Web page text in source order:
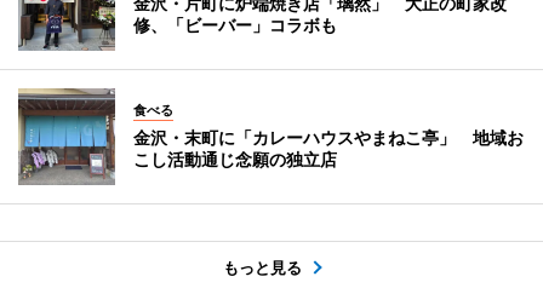
修、「ビーバー」コラボも
食べる
金沢・末町に「カレーハウスやまねこ亭」 地域お
こし活動通じ念願の独立店
もっと見る